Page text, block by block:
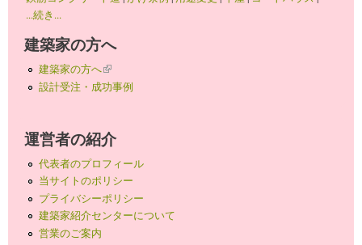
...続き...
建築家の方へ
建築家の方へ(link is external)
設計受注・成功事例
運営者の紹介
代表者のプロフィール
当サイトのポリシー
プライバシーポリシー
建築家紹介センターについて
営業のご案内